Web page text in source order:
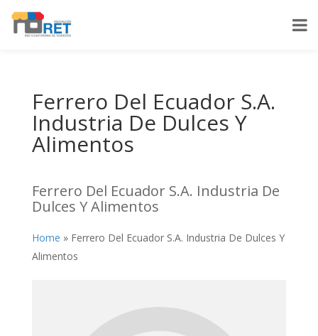
Ferrero Del Ecuador S.A.
Industria De Dulces Y
Alimentos
Ferrero Del Ecuador S.A. Industria De
Dulces Y Alimentos
Home » Ferrero Del Ecuador S.A. Industria De Dulces Y
Alimentos